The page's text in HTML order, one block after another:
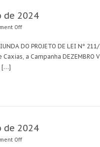
de 2024
Off
DO PROJETO DE LEI
a Campanha
[…]
de 2024
Off